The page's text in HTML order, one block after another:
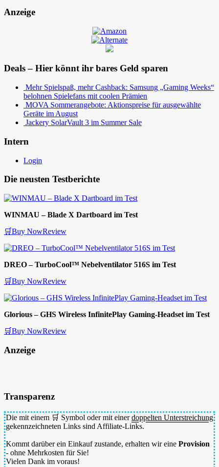
Anzeige
Deals – Hier könnt ihr bares Geld sparen
Mehr Spielspaß, mehr Cashback: Samsung „Gaming Weeks“
belohnen Spielefans mit coolen Prämien
MOVA Sommerangebote: Aktionspreise für ausgewählte
Geräte im August
Jackery SolarVault 3 im Summer Sale
Intern
Login
Die neusten Testberichte
WINMAU – Blade X Dartboard im Test
🛒Buy NowReview
DREO – TurboCool™ Nebelventilator 516S im Test
🛒Buy NowReview
Glorious – GHS Wireless InfinitePlay Gaming-Headset im Test
🛒Buy NowReview
Anzeige
Transparenz
Die mit einem 🛒 Symbol oder mit einerdoppelten Unterstreichung
gekennzeichneten Links sind Affiliate-Links.
Kommt darüber ein Einkauf zustande, erhalten wir eine Provision
- ohne Mehrkosten für Sie!
Vielen Dank im voraus!